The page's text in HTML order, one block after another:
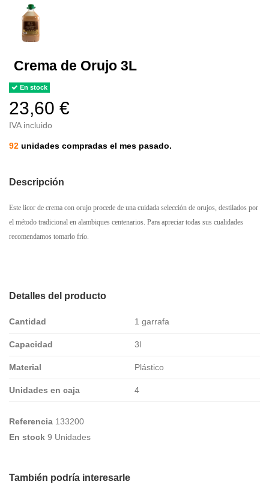
Crema de Orujo 3L
En stock
23,60 €
IVA incluido
92 unidades compradas el mes pasado.
Descripción
Este licor de crema con orujo procede de una cuidada selección de orujos, destilados por
el método tradicional en alambiques centenarios. Para apreciar todas sus cualidades
recomendamos tomarlo frío.
Detalles del producto
Cantidad 1 garrafa
Capacidad 3l
Material Plástico
Unidades en caja 4
Referencia 133200
En stock 9 Unidades
También podría interesarle